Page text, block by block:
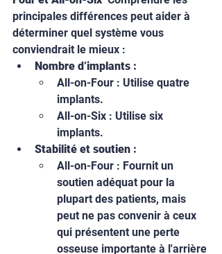
principales différences peut aider à
déterminer quel système vous
conviendrait le mieux :
Nombre d’implants :
All-on-Four : Utilise quatre
implants.
All-on-Six : Utilise six
implants.
Stabilité et soutien :
All-on-Four : Fournit un
soutien adéquat pour la
plupart des patients, mais
peut ne pas convenir à ceux
qui présentent une perte
osseuse importante à l'arrière